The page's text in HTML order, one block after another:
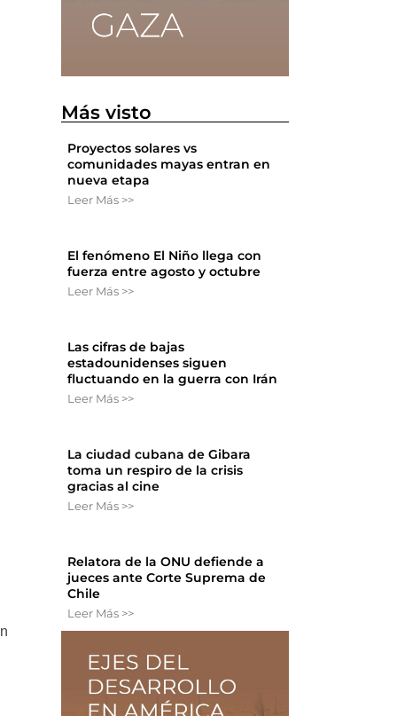
Más visto
Proyectos solares vs
comunidades mayas entran en
nueva etapa
Leer Más >>
El fenómeno El Niño llega con
fuerza entre agosto y octubre
Leer Más >>
Las cifras de bajas
estadounidenses siguen
fluctuando en la guerra con Irán
Leer Más >>
La ciudad cubana de Gibara
toma un respiro de la crisis
gracias al cine
Leer Más >>
Relatora de la ONU defiende a
jueces ante Corte Suprema de
Chile
Leer Más >>